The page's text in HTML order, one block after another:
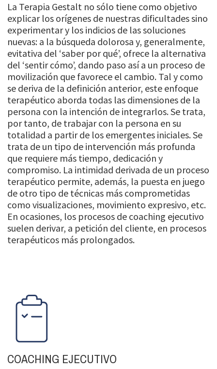
La Terapia Gestalt no sólo tiene como objetivo
explicar los orígenes de nuestras dificultades sino
experimentar y los indicios de las soluciones
nuevas: a la búsqueda dolorosa y, generalmente,
evitativa del ‘saber por qué’, ofrece la alternativa
del ‘sentir cómo’, dando paso así a un proceso de
movilización que favorece el cambio. Tal y como
se deriva de la definición anterior, este enfoque
terapéutico aborda todas las dimensiones de la
persona con la intención de integrarlos. Se trata,
por tanto, de trabajar con la persona en su
totalidad a partir de los emergentes iniciales. Se
trata de un tipo de intervención más profunda
que requiere más tiempo, dedicación y
compromiso. La intimidad derivada de un proceso
terapéutico permite, además, la puesta en juego
de otro tipo de técnicas más comprometidas
como visualizaciones, movimiento expresivo, etc.
En ocasiones, los procesos de coaching ejecutivo
suelen derivar, a petición del cliente, en procesos
terapéuticos más prolongados.
COACHING EJECUTIVO